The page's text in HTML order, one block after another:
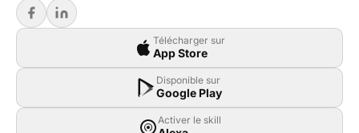
Télécharger sur
App Store
Disponible sur
Google Play
Activer le skill